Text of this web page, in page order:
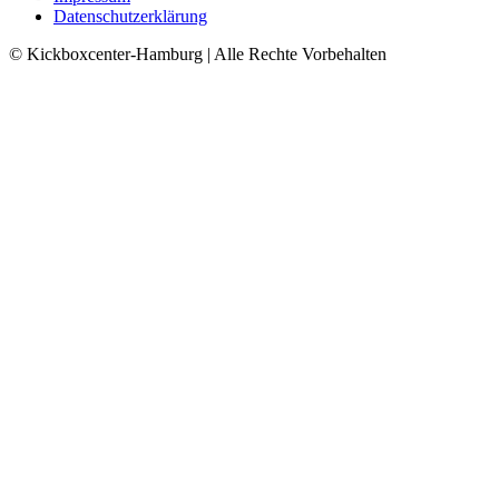
Datenschutzerklärung
© Kickboxcenter-Hamburg | Alle Rechte Vorbehalten